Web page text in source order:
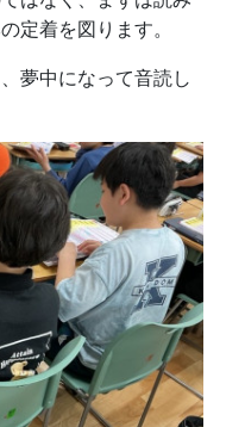
定着を図ります。
夢中になって音読し